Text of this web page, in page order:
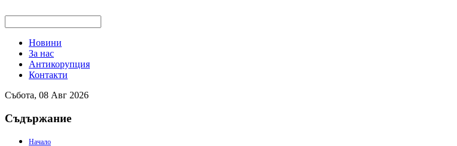
Новини
За нас
Антикорупция
Контакти
Събота, 08 Авг 2026
Съдържание
Начало